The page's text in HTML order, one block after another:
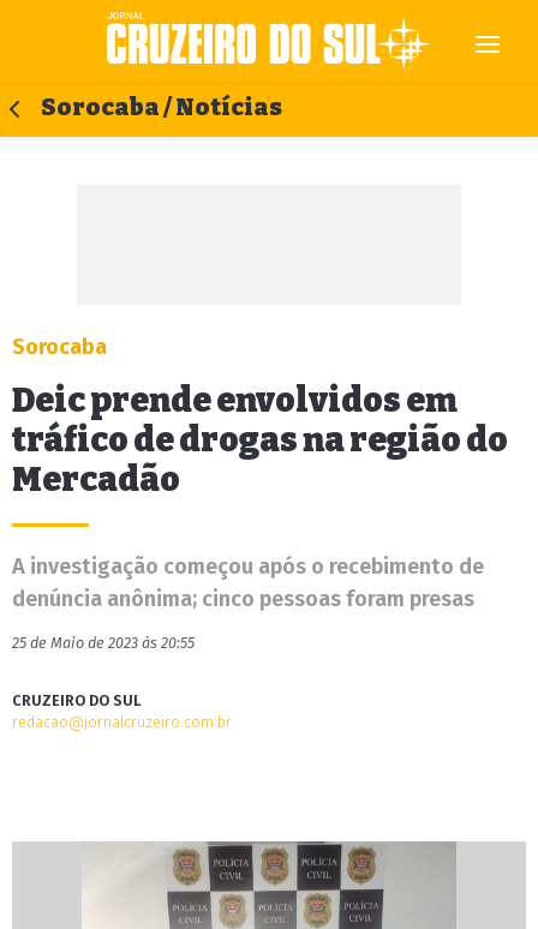
Sorocaba / Notícias
Sorocaba
Deic prende envolvidos em
tráfico de drogas na região do
Mercadão
A investigação começou após o recebimento de
denúncia anônima; cinco pessoas foram presas
25 de Maio de 2023 às 20:55
CRUZEIRO DO SUL
redacao@jornalcruzeiro.com.br